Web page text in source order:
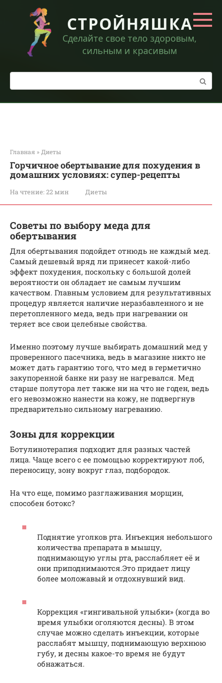
контенту
СТРОЙНЯШКА
Сделайте свое тело здоровым,
сильным и красивым
Поиск:
Главная » Диеты
Горчичное обертывание для похудения в
домашних условиях: супер-рецепты
На чтение: 22 мин Диеты
Советы по выбору меда для
обертывания
Для обертывания подойдет отнюдь не каждый мед.
Самый дешевый вряд ли принесет какой-либо
эффект похудения, поскольку с большой долей
вероятности он обладает не самым лучшим
качеством. Главным условием для результативных
процедур является наличие неразбавленного и не
перетопленного меда, ведь при нагревании он
теряет все свои целебные свойства.
Именно поэтому лучше выбирать домашний мед у
проверенного пасечника, ведь в магазине никто не
может дать гарантию того, что мед в герметично
закупоренной банке ни разу не нагревался. Мед
старше полутора лет также ни на что не годен, ведь
его невозможно нанести на кожу, не подвергнув
предварительно сильному нагреванию.
Зоны для коррекции
Ботулинотерапия подходит для разных частей
лица. Чаще всего с ее помощью корректируют лоб,
переносицу, зону вокруг глаз, подбородок.
На что еще, помимо разглаживания морщин,
способен ботокс?
Поднятие уголков рта. Инъекция небольшого
количества препарата в мышцу,
поднимающую углы рта, расслабляет её и
они приподнимаются.Это придает лицу
более моложавый и отдохнувший вид.
Коррекция «гингивальной улыбки» (когда во
время улыбки оголяются десны). В этом
случае можно сделать инъекции, которые
расслабят мышцу, поднимающую верхнюю
губу, и десны какое-то время не будут
обнажаться.